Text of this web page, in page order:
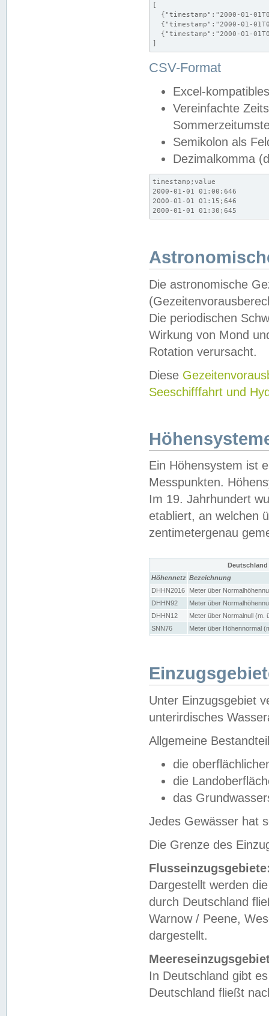
[
{"timestamp":"2000-01-
{"timestamp":"2000-01-
{"timestamp":"2000-01-
]
CSV-Format
Excel-
Vereinfachte
Semikolon als
Dezimalkomma
timestamp;value
2000-01-01 01:00;646
2000-01-01 01:15;646
2000-01-01 01:30;645
Die astronomische
Die periodischen
Wirkung von Mond
Rotation verursacht.
Diese
Seeschifffahrt und
Ein Höhensystem ist
Messpunkten.
Im 19. Jahrhundert
etabliert, an welchen
zentimetergenau
Höhennetz Bezeichnung
DHHN2016
Meter über
DHHN92
Meter über
DHHN12
Meter über Normalnull (m.
SNN76
Meter über Höhennormal
Unter Einzugsgebiet
unterirdisches
Allgemeine
die
die
das
Jedes Gewässer hat
Die Grenze des
Dargestellt werden
durch Deutschland
Warnow / Peene,
dargestellt.
In Deutschland gibt
Deutschland fließt